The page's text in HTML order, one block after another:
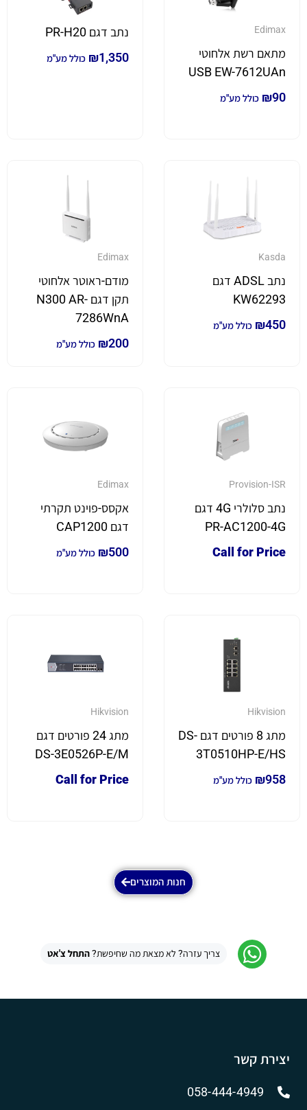
Edimax
מתאם רשת אלחוטי
USB EW-7612UAn
₪90 כולל מע"מ
נתב דגם PR-H20
₪1,350 כולל מע"מ
Kasda
נתב ADSL דגם
KW62293
₪450 כולל מע"מ
Edimax
מודם-ראוטר אלחוטי
תקן דגם N300 AR-
7286WnA
₪200 כולל מע"מ
Provision-ISR
נתב סלולרי 4G דגם
PR-AC1200-4G
Call for Price
Edimax
אקסס-פוינט תקרתי
דגם CAP1200
₪500 כולל מע"מ
Hikvision
מתג 8 פורטים דגם DS-
3T0510HP-E/HS
₪958 כולל מע"מ
Hikvision
מתג 24 פורטים דגם
DS-3E0526P-E/M
Call for Price
חנות המוצרים
צריך עזרה? לא מצאת מה שחיפשת?התחל צ'אט
יצירת קשר
058-444-4949